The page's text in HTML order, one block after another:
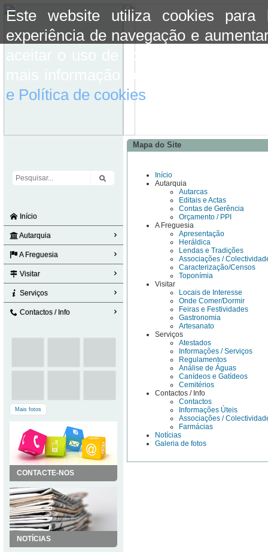
Este website utiliza cookies para
experiência de navegação e
aceitar o uso de cookies basta
mais informação consulte a
e Política de cookies
Início
Autarquia
A Freguesia
Visitar
Serviços
Contactos / Info
Mais fotos
CONTACTE-NOS
NOTÍCIAS
Mapa do Site
Início
Autarquia
Autarcas
Editais e Actas
Contas de Gerência
Orçamento / PPI
A Freguesia
Apresentação
Heráldica
Lendas e Tradições
Associações /
Caracterização/Censos
Toponímia
Visitar
Locais de Interesse
Onde Comer/Dormir
Feiras e Festividades
Gastronomia
Artesanato
Serviços
Atestados
Informações / Serviços
Regulamentos
Análise de Águas
Canídeos e Gatídeos
Cemitérios
Contactos / Info
Contactos
Informações Úteis
Associações /
Farmácias
Notícias
Galeria de fotos